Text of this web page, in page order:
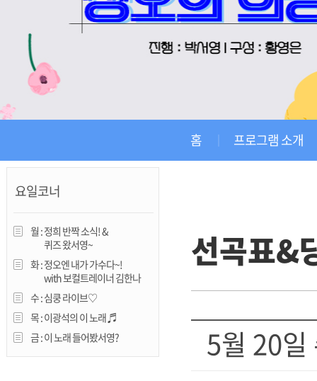
옥천
음성
제천
TV 속 정보
종영프로그램
홈 프로그램 소개
요일코너
월 :정희 반짝 소식! &
퀴즈 왔서영~
화 :정오엔 내가 가수다~!
with 보컬트레이너 김한나
수 :심쿵 라이브♡
목 :이광석의 이 노래 ♬
금 :이 노래 들어봤서영?
선곡표&
5월 20일